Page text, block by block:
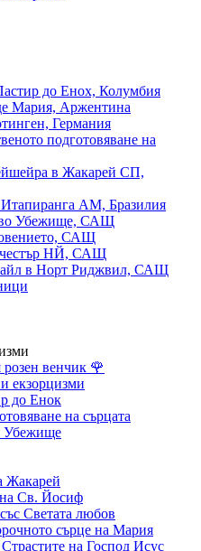
до Енох, Колумбия
Мария, Аржентина
Германия
подготовяване на
в Жакарей СП,
АМ, Бразилия
Убежище, САЩ
САЩ
НЙ, САЩ
в Норт Риджвил, САЩ
венчик 🌹
екзорцизми
до Енок
на сърцата
Убежище
Жакарей
Св. Йосиф
Светата любов
сърце на Мария
на Господ Исус